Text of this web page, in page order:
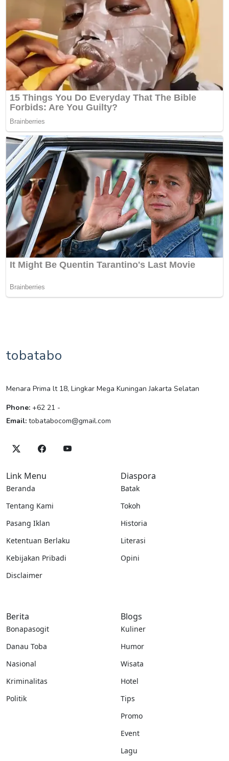
tobatabo
Menara Prima lt 18, Lingkar Mega Kuningan Jakarta Selatan
Phone: +62 21 -
Email: tobatabocom@gmail.com
Link Menu
Beranda
Tentang Kami
Pasang Iklan
Ketentuan Berlaku
Kebijakan Pribadi
Disclaimer
Diaspora
Batak
Tokoh
Historia
Literasi
Opini
Berita
Bonapasogit
Danau Toba
Nasional
Kriminalitas
Politik
Blogs
Kuliner
Humor
Wisata
Hotel
Tips
Promo
Event
Lagu